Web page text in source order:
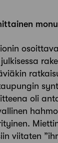
oli
viitaten